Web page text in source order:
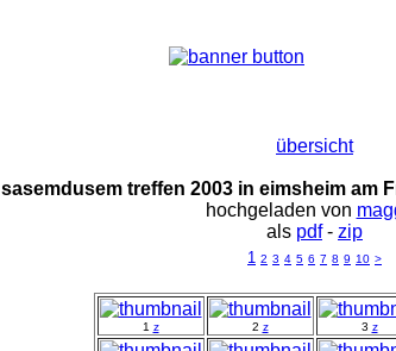
übersicht
sasemdusem treffen 2003 in eimsheim am
hochgeladen von
als pdf- zip
1 2 3 4 5 6 7 8 9 10 >
1 z 2 z 3 z